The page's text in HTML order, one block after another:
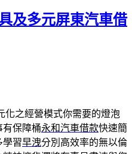
及多元屏東汽車借
化之經營模式你需要的燈泡
有保障桶永和汽車借款快速簡
學習早洩分別高效率的無以倫